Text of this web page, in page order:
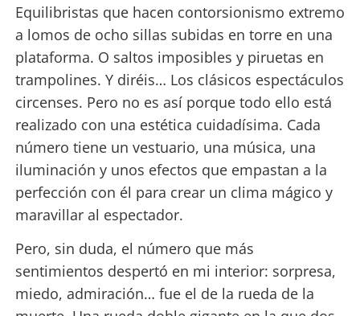
Equilibristas que hacen contorsionismo extremo
a lomos de ocho sillas subidas en torre en una
plataforma. O saltos imposibles y piruetas en
trampolines. Y diréis… Los clásicos espectáculos
circenses. Pero no es así porque todo ello está
realizado con una estética cuidadísima. Cada
número tiene un vestuario, una música, una
iluminación y unos efectos que empastan a la
perfección con él para crear un clima mágico y
maravillar al espectador.
Pero, sin duda, el número que más
sentimientos despertó en mi interior: sorpresa,
miedo, admiración… fue el de la rueda de la